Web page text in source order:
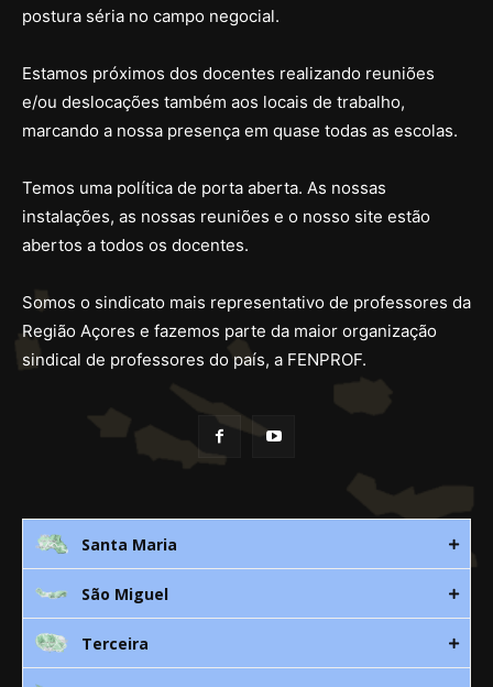
postura séria no campo negocial.
Estamos próximos dos docentes realizando reuniões
e/ou deslocações também aos locais de trabalho,
marcando a nossa presença em quase todas as escolas.
Temos uma política de porta aberta. As nossas
instalações, as nossas reuniões e o nosso site estão
abertos a todos os docentes.
Somos o sindicato mais representativo de professores da
Região Açores e fazemos parte da maior organização
sindical de professores do país, a FENPROF.
Santa Maria
Rua 3. Leandres Chaves, 12C
296 882 118
São Miguel
Av. D. João lll, bloco A, nº10 – 3º
Terceira